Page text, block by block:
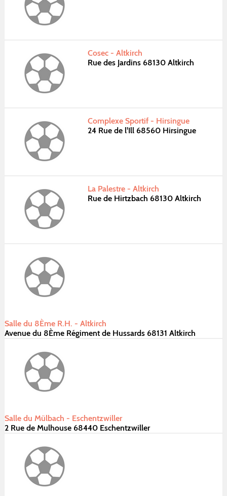
Cosec - Altkirch
Rue des Jardins 68130 Altkirch
Complexe Sportif - Hirsingue
24 Rue de l'Ill 68560 Hirsingue
La Palestre - Altkirch
Rue de Hirtzbach 68130 Altkirch
Salle du 8Ème R.H. - Altkirch
Avenue du 8Ème Régiment de Hussards 68131 Altkirch
Salle du Mülbach - Eschentzwiller
2 Rue de Mulhouse 68440 Eschentzwiller